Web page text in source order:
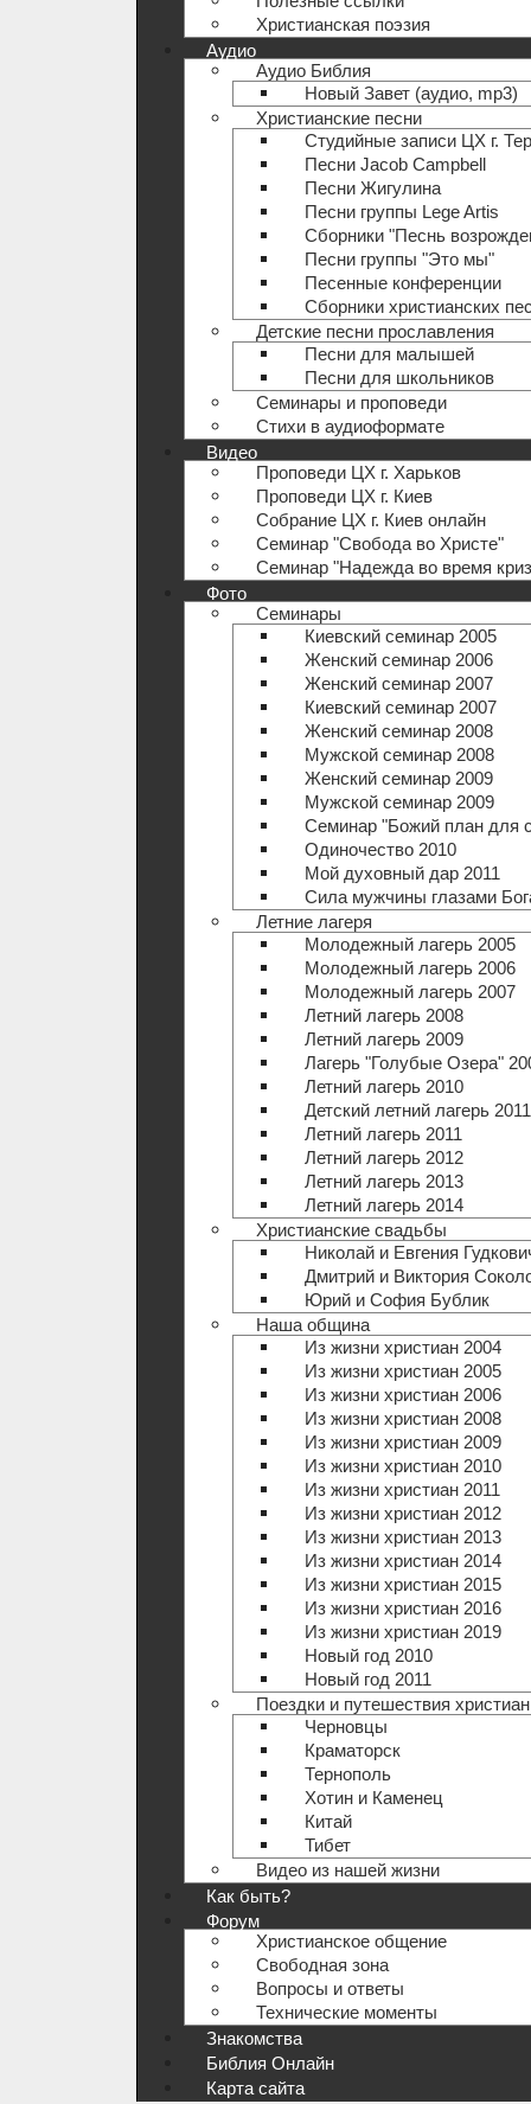
Христианская поэзия
Аудио
Аудио Библия
Новый Завет (аудио, mp3)
Христианские песни
Студийные записи ЦХ г.
Песни Jacob Campbell
Песни Жигулина
Песни группы Lege Artis
Сборники "Песнь
Песни группы "Это мы"
Песенные конференции
Сборники христианских
Детские песни прославления
Песни для малышей
Песни для школьников
Семинары и проповеди
Стихи в аудиоформате
Видео
Проповеди ЦХ г. Харьков
Проповеди ЦХ г. Киев
Собрание ЦХ г. Киев онлайн
Семинар "Свобода во Христе"
Семинар "Надежда во время
Фото
Семинары
Киевский семинар 2005
Женский семинар 2006
Женский семинар 2007
Киевский семинар 2007
Женский семинар 2008
Мужской семинар 2008
Женский семинар 2009
Мужской семинар 2009
Семинар "Божий план для
Одиночество 2010
Мой духовный дар 2011
Сила мужчины глазами
Летние лагеря
Молодежный лагерь 2005
Молодежный лагерь 2006
Молодежный лагерь 2007
Летний лагерь 2008
Летний лагерь 2009
Лагерь "Голубые Озера"
Летний лагерь 2010
Детский летний лагерь 2011
Летний лагерь 2011
Летний лагерь 2012
Летний лагерь 2013
Летний лагерь 2014
Христианские свадьбы
Николай и Евгения
Дмитрий и Виктория
Юрий и София Бублик
Наша община
Из жизни христиан 2004
Из жизни христиан 2005
Из жизни христиан 2006
Из жизни христиан 2008
Из жизни христиан 2009
Из жизни христиан 2010
Из жизни христиан 2011
Из жизни христиан 2012
Из жизни христиан 2013
Из жизни христиан 2014
Из жизни христиан 2015
Из жизни христиан 2016
Из жизни христиан 2019
Новый год 2010
Новый год 2011
Поездки и путешествия христиан
Черновцы
Краматорск
Тернополь
Хотин и Каменец
Китай
Тибет
Видео из нашей жизни
Как быть?
Форум
Христианское общение
Свободная зона
Вопросы и ответы
Технические моменты
Знакомства
Библия Онлайн
Карта сайта